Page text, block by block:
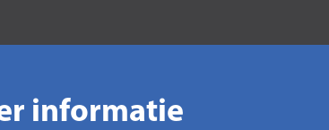
informatie